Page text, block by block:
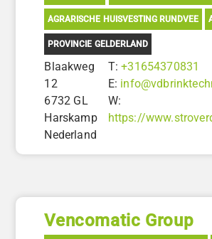
AGRARISCHE HUISVESTING RUNDVEE
PROVINCIE GELDERLAND
Blaakweg
12
6732 GL
Harskamp
Nederland
T:+31654370831
E:
W:
https://
Vencomatic Group